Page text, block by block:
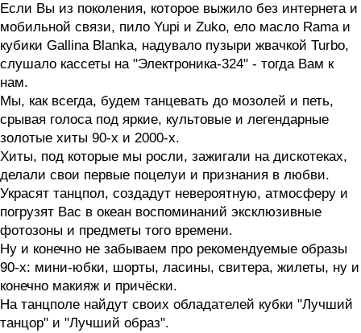
Если Вы из поколения, которое выжило без интернета и
мобильной связи, пило Yupi и Zuko, ело масло Rama и
кубики Gallina Blanka, надувало пузыри жвачкой Turbo,
слушало кассеты на "Электроника-324" - тогда Вам к
нам.
Мы, как всегда, будем танцевать до мозолей и петь,
срывая голоса под яркие, культовые и легендарные
золотые хиты 90-х и 2000-х.
Хиты, под которые мы росли, зажигали на дискотеках,
делали свои первые поцелуи и признания в любви.
Украсят танцпол, создадут невероятную, атмосферу и
погрузят Вас в океан воспоминаний эксклюзивные
фотозоны и предметы того времени.
Ну и конечно не забываем про рекомендуемые образы
90-х: мини-юбки, шорты, ласины, свитера, жилеты, ну и
конечно макияж и причёски.
На танцполе найдут своих обладателей кубки "Лучший
танцор" и "Лучший образ".